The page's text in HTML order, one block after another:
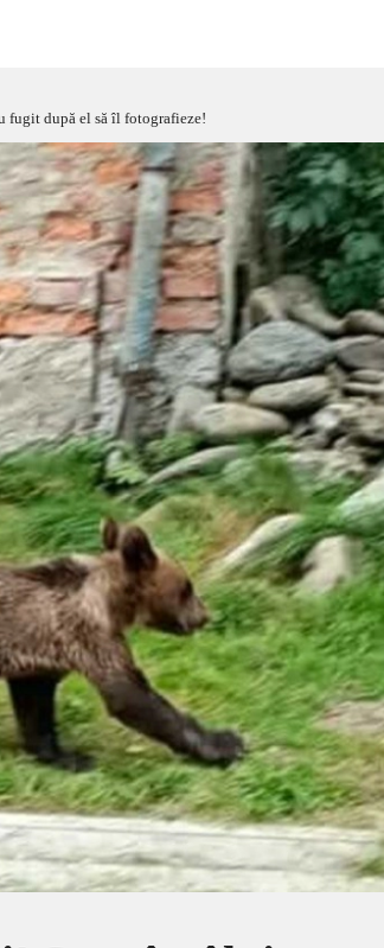
fugit după el să îl fotografieze!